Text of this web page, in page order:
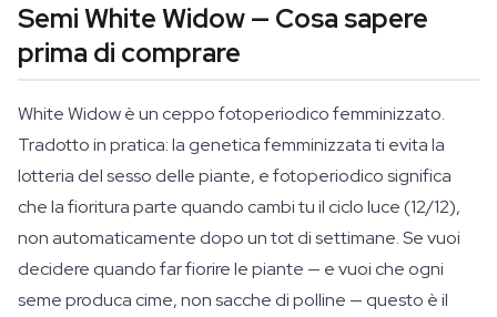
Semi White Widow — Cosa sapere
prima di comprare
White Widow è un ceppo fotoperiodico femminizzato.
Tradotto in pratica: la genetica femminizzata ti evita la
lotteria del sesso delle piante, e fotoperiodico significa
che la fioritura parte quando cambi tu il ciclo luce (12/12),
non automaticamente dopo un tot di settimane. Se vuoi
decidere quando far fiorire le piante — e vuoi che ogni
seme produca cime, non sacche di polline — questo è il